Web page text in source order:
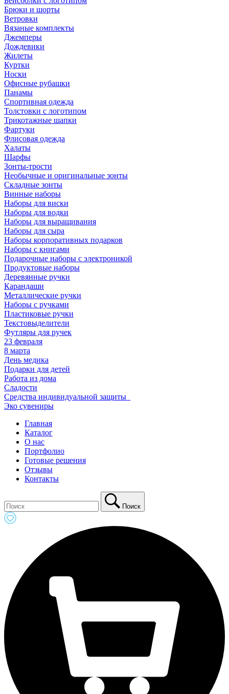
Брюки и шорты
Ветровки
Вязаные комплекты
Джемперы
Дождевики
Жилеты
Куртки
Носки
Офисные рубашки
Панамы
Спортивная одежда
Толстовки с логотипом
Трикотажные шапки
Фартуки
Флисовая одежда
Халаты
Шарфы
Зонты-трости
Необычные и оригинальные зонты
Складные зонты
Винные наборы
Наборы для виски
Наборы для водки
Наборы для выращивания
Наборы для сыра
Наборы корпоративных подарков
Наборы с книгами
Подарочные наборы с электроникой
Продуктовые наборы
Деревянные ручки
Карандаши
Металлические ручки
Наборы с ручками
Пластиковые ручки
Текстовыделители
Футляры для ручек
23 февраля
8 марта
День медика
Подарки для детей
Работа из дома
Сладости
Средства индивидуальной защиты_
Эко сувениры
Главная
Каталог
О нас
Портфолио
Готовые решения
Отзывы
Контакты
Поиск